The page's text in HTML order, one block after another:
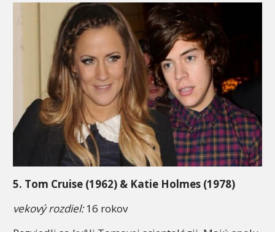
5. Tom Cruise (1962) & Katie Holmes (1978)
vekový rozdiel:16 rokov